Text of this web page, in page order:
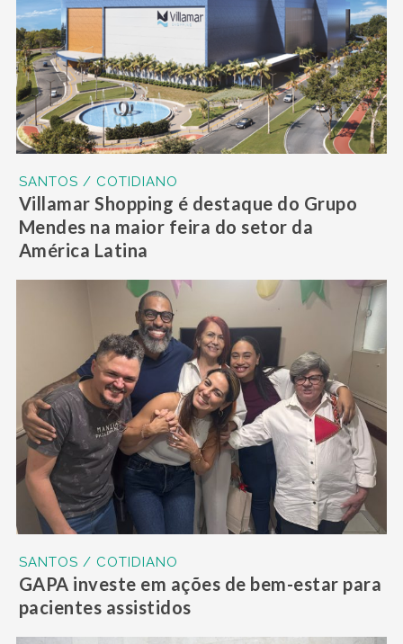
SANTOS / COTIDIANO
Villamar Shopping é destaque do Grupo
Mendes na maior feira do setor da
América Latina
SANTOS / COTIDIANO
GAPA investe em ações de bem-estar para
pacientes assistidos